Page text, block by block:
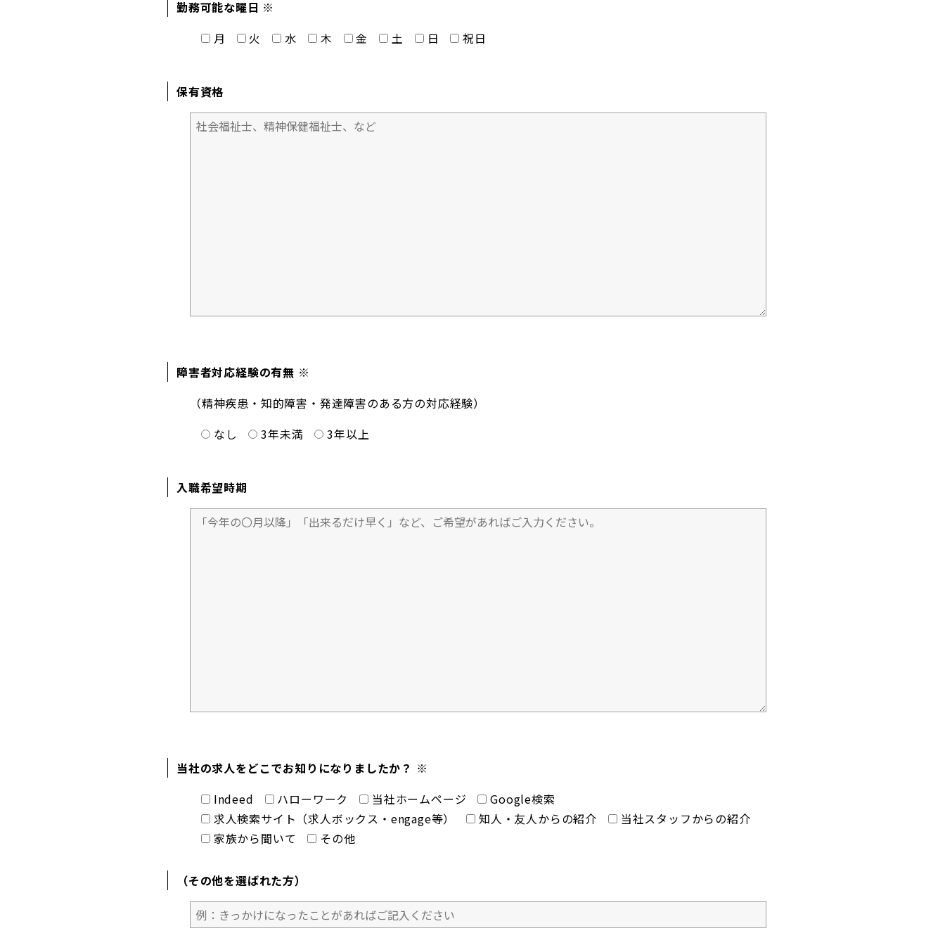
勤務可能な曜日 ※
月
火 水 木 金 土 日 祝日
保有資格
障害者対応経験の有無 ※
（精神疾患・知的障害・発達障害のある方の対応経験）
なし
3年未満 3年以上
入職希望時期
当社の求人をどこでお知りになりましたか？ ※
Indeed
ハローワーク 当社ホームページ
Google検索
求人検索サイト（求人ボックス・engage等）
知人・友人からの紹介
当社スタッフからの紹介
家族から聞いて
その他
（その他を選ばれた方）